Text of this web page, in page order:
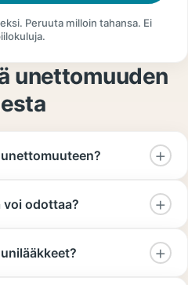
Peruuta milloin tahansa. Ei
unettomuuden
voi odottaa?